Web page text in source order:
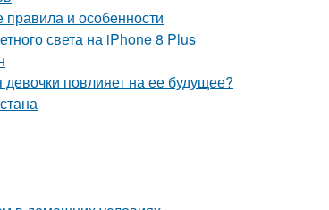
и особенности
света на iPhone 8 Plus
повлияет на ее будущее?